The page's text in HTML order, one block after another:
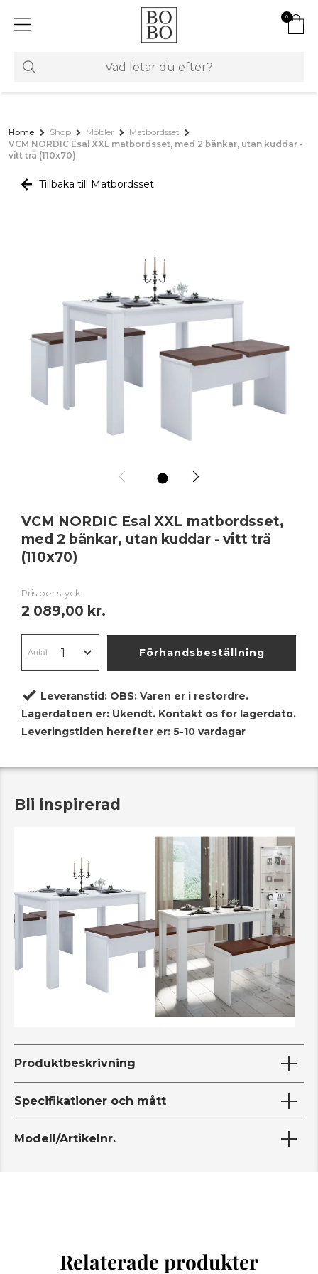
0
Home Shop Möbler
Matbordsset
VCM NORDIC Esal XXL matbordsset, med 2 bänkar, utan kuddar -
vitt trä (110x70)
Tillbaka till Matbordsset
VCM NORDIC Esal XXL matbordsset,
med 2 bänkar, utan kuddar - vitt trä
(110x70)
Pris per styck
2 089,00 kr.
Förhandsbeställning
Leveranstid: OBS: Varen er i restordre.
Lagerdatoen er: Ukendt. Kontakt os for lagerdato.
Leveringstiden herefter er: 5-10 vardagar
Bli inspirerad
Produktbeskrivning
Specifikationer och mått
Modell/Artikelnr.
Relaterade produkter